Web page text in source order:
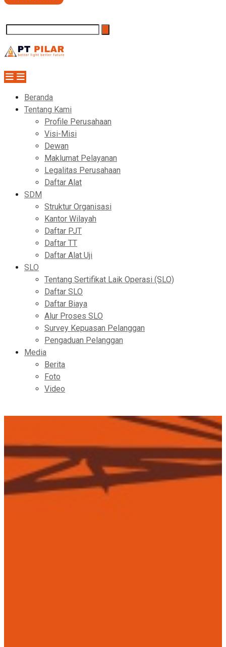
Beranda
Tentang Kami
Profile Perusahaan
Visi-Misi
Dewan
Maklumat Pelayanan
Legalitas Perusahaan
Daftar Alat
SDM
Struktur Organisasi
Kantor Wilayah
Daftar PJT
Daftar TT
Daftar Alat Uji
SLO
Tentang Sertifikat Laik Operasi (SLO)
Daftar SLO
Daftar Biaya
Alur Proses SLO
Survey Kepuasan Pelanggan
Pengaduan Pelanggan
Media
Berita
Foto
Video